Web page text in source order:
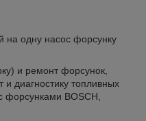
на одну насос форсунку
и ремонт форсунок,
диагностику топливных
форсунками BOSCH,